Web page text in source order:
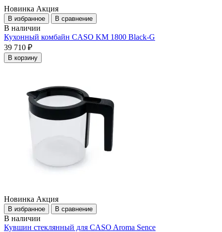
Новинка Акция
В избранное В сравнение
В наличии
Кухонный комбайн CASO KM 1800 Black-G
39 710 ₽
В корзину
Новинка Акция
В избранное В сравнение
В наличии
Кувшин стеклянный для CASO Aroma Sence